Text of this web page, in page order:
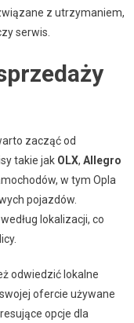
z utrzymaniem,
serwis.
zacząć od
takie jak OLX, Allegro
w tym Opla
pojazdów.
lokalizacji, co
odwiedzić lokalne
ofercie używane
opcje dla